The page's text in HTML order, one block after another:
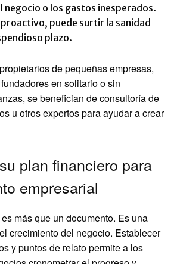
negocio o los gastos inesperados.
puede surtir la sanidad
plazo.
de pequeñas empresas,
en solitario o sin
se benefician de consultoría de
u otros expertos para ayudar a crear
plan financiero para
empresarial
más que un documento. Es una
crecimiento del negocio. Establecer
y puntos de relato permite a los